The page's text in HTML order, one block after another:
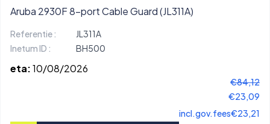
Aruba 2930F 8-port Cable Guard (JL311A)
Referentie :
JL311A
Inetum ID :
BH500
eta:10/08/2026
€84,12
€23,09
incl.gov.fees€23,21